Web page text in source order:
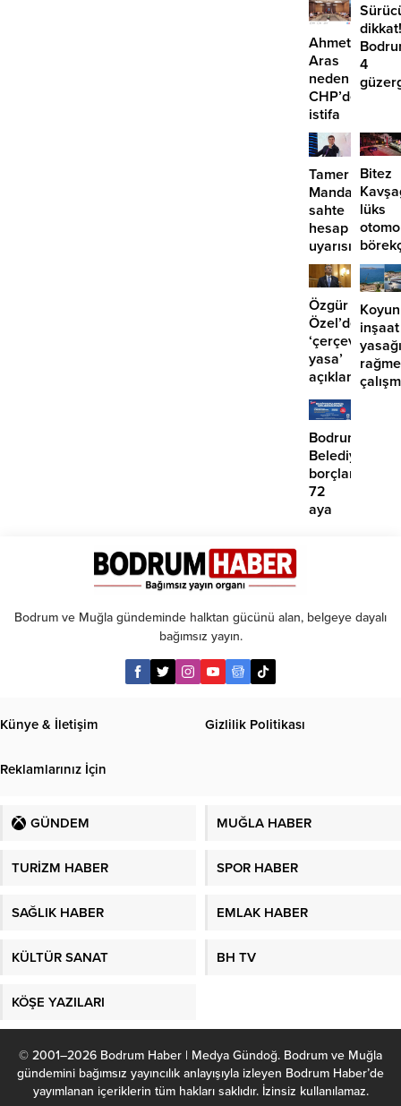
Ahmet
Aras
neden
CHP’den
istifa
etmiyor?
dikkat!
4
Tamer
sahte
hesap
uyarısı
Bitez
lüks
girdi:
2
Özgür
Özel’den
‘çerçeve
yasa’
açıklaması:
‘İmza
atma
çabamız
yok’
inşaat
Bodrum
borçlara
72
aya
Bodrum ve Muğla gündeminde halktan gücünü alan, belgeye dayalı
bağımsız yayın.
Künye & İletişim Gizlilik Politikası
Reklamlarınız İçin
GÜNDEM MUĞLA HABER
TURİZM HABER SPOR HABER
SAĞLIK HABER EMLAK HABER
KÜLTÜR SANAT BH TV
KÖŞE YAZILARI
© 2001–2026 Bodrum Haber | Medya Gündoğ. Bodrum ve Muğla
gündemini bağımsız yayıncılık anlayışıyla izleyen Bodrum Haber’de
yayımlanan içeriklerin tüm hakları saklıdır. İzinsiz kullanılamaz.